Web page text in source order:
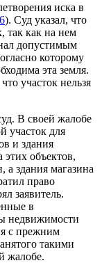
иска в
). Суд указал, что
так как на нем
допустимым
которому
эта земля.
участок нельзя
В своей жалобе
участок для
и здания
этих объектов,
а здания магазина
право
заявитель.
в
недвижимости
с прежним
такими
жалобе.